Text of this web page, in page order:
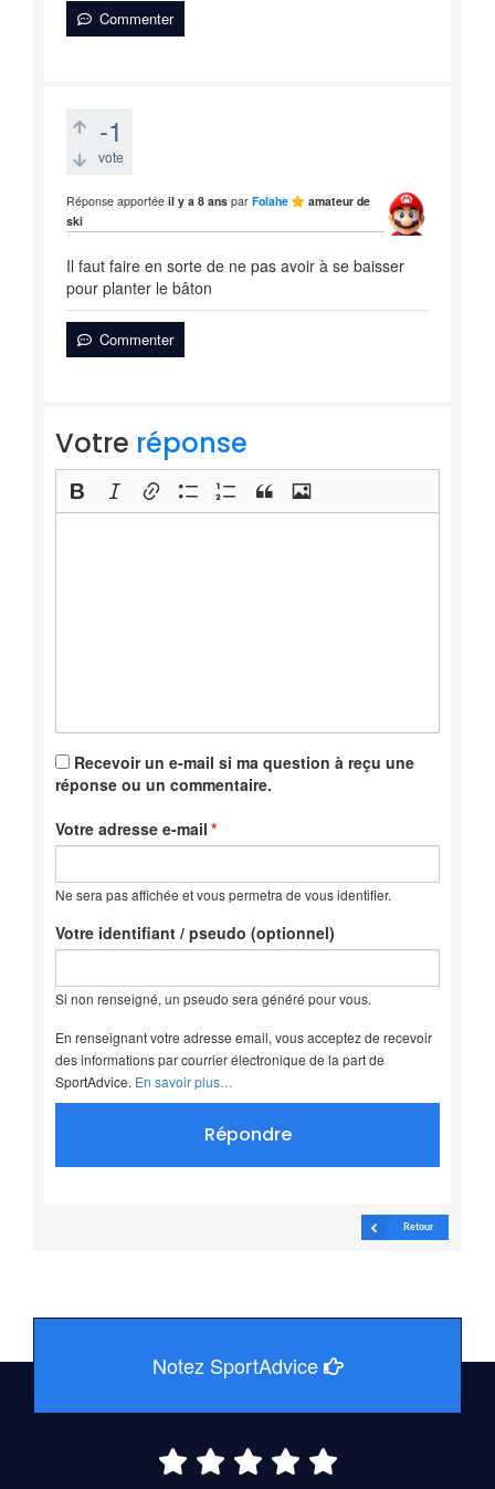
Commenter
-1
vote
Réponse apportée il y a 8 ans par Folahe
amateur de
ski
Il faut faire en sorte de ne pas avoir à se baisser
pour planter le bâton
Commenter
Votre réponse
Recevoir un e-mail si ma question à reçu une
réponse ou un commentaire.
Votre adresse e-mail
Ne sera pas affichée et vous permetra de vous identifier.
Votre identifiant / pseudo (optionnel)
Si non renseigné, un pseudo sera généré pour vous.
En renseignant votre adresse email, vous acceptez de recevoir
des informations par courrier électronique de la part de
SportAdvice. En savoir plus…
Répondre
Retour
Notez SportAdvice